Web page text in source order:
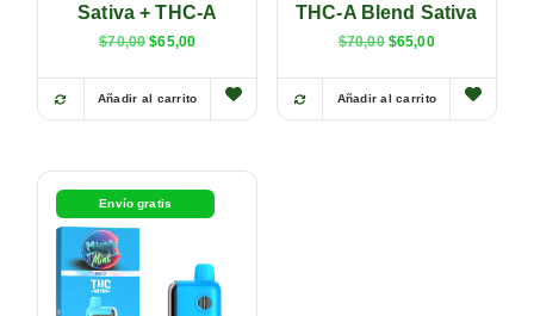
Sativa + THC-A
$70,00 $65,00
Añadir al carrito
THC-A Blend Sativa
$70,00 $65,00
Añadir al carrito
Envío gratis